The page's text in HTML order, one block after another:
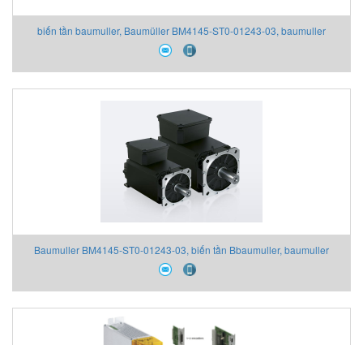
biến tần baumuller, Baumüller BM4145-ST0-01243-03, baumuller
vietnam
Baumuller BM4145-ST0-01243-03, biến tần Bbaumuller, baumuller
vietnam